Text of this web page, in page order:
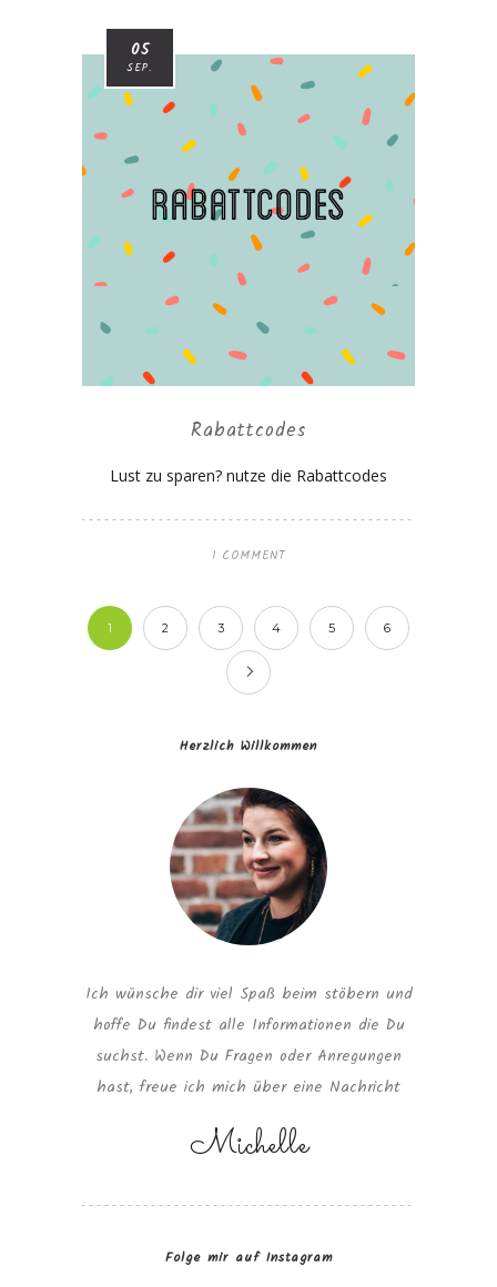
05
SEP.
Rabattcodes
Lust zu sparen? nutze die Rabattcodes
1 COMMENT
1 2 3 4 5 6
Herzlich Willkommen
Ich wünsche dir viel Spaß beim stöbern und
hoffe Du findest alle Informationen die Du
suchst. Wenn Du Fragen oder Anregungen
hast, freue ich mich über eine Nachricht
Michelle
Folge mir auf Instagram